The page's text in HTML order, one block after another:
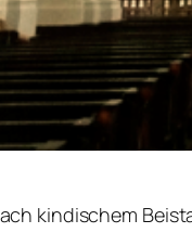
kindischem